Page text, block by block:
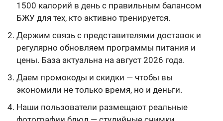
1500 калорий в день с правильным балансом
БЖУ для тех, кто активно тренируется.
Держим связь с представителями доставок и
регулярно обновляем программы питания и
цены. База актуальна на август 2026 года.
Даем промокоды и скидки — чтобы вы
экономили не только время, но и деньги.
Наши пользователи размещают реальные